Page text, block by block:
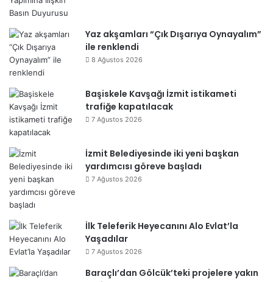
Yaz akşamları “Çık Dışarıya Oynayalım”
ile renklendi
8 Ağustos 2026
Başiskele Kavşağı İzmit istikameti
trafiğe kapatılacak
7 Ağustos 2026
İzmit Belediyesinde iki yeni başkan
yardımcısı göreve başladı
7 Ağustos 2026
İlk Teleferik Heyecanını Alo Evlat’la
Yaşadılar
7 Ağustos 2026
Baraçlı’dan Gölcük’teki projelere yakın